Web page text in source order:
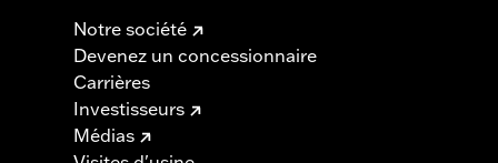
Notre société
Devenez un concessionnaire
Carrières
Investisseurs
Médias